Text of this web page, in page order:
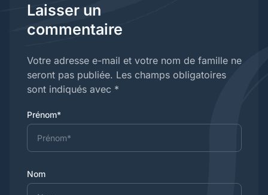
Laisser un
commentaire
Votre adresse e-mail et votre nom de famille ne
seront pas publiée. Les champs obligatoires
sont indiqués avec *
Prénom*
Nom